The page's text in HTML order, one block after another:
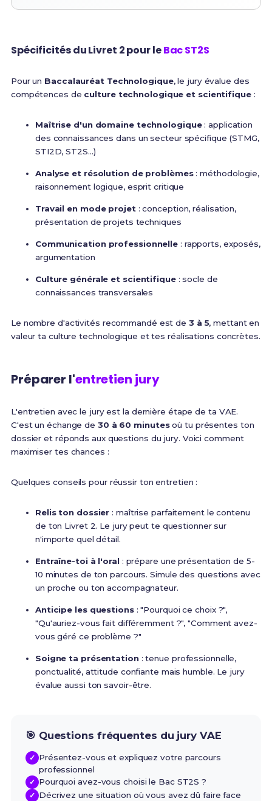
Spécificités du Livret 2 pour leBac ST2S
Pour un Baccalauréat Technologique, le jury évalue des
compétences de culture technologique et scientifique:
Maîtrise d'un domaine technologique: application
des connaissances dans un secteur spécifique (STMG,
STI2D, ST2S...)
Analyse et résolution de problèmes: méthodologie,
raisonnement logique, esprit critique
Travail en mode projet: conception, réalisation,
présentation de projets techniques
Communication professionnelle : rapports, exposés,
argumentation
Culture générale et scientifique: socle de
connaissances transversales
Le nombre d'activités recommandé est de 3 à 5, mettant en
valeur ta culture technologique et tes réalisations concrètes.
Préparer l'entretien jury
L'entretien avec le jury est la dernière étape de ta VAE.
C'est un échange de 30 à 60 minutesoù tu présentes ton
dossier et réponds aux questions du jury. Voici comment
maximiser tes chances :
Quelques conseils pour réussir ton entretien :
Relis ton dossier : maîtrise parfaitement le contenu
de ton Livret 2. Le jury peut te questionner sur
n'importe quel détail.
Entraîne-toi à l'oral: prépare une présentation de 5-
10 minutes de ton parcours. Simule des questions avec
un proche ou ton accompagnateur.
Anticipe les questions: "Pourquoi ce choix ?",
"Qu'auriez-vous fait différemment ?", "Comment avez-
vous géré ce problème ?"
Soigne ta présentation: tenue professionnelle,
ponctualité, attitude confiante mais humble. Le jury
évalue aussi ton savoir-être.
🎯 Questions fréquentes du jury VAE
Présentez-vous et expliquez votre parcours
professionnel
Pourquoi avez-vous choisi le Bac ST2S ?
Décrivez une situation où vous avez dû faire face